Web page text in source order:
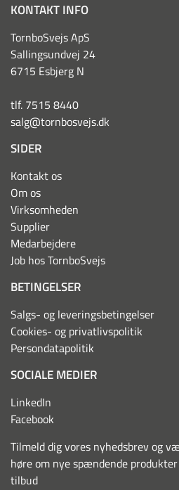
KONTAKT INFO
TornboSvejs ApS
Sallingsundvej 24
6715 Esbjerg N
tlf. 7515 8440
salg@tornbosvejs.dk
SIDER
Kontakt os
Om os
Virksomheden
Supplier
Medarbejdere
Job hos TornboSvejs
BETINGELSER
Salgs- og leveringsbetingelser
Cookies- og privatlivspolitik
Persondatapolitik
SOCIALE MEDIER
LinkedIn
Facebook
Tilmeld dig vores nyhedsbrev og
høre om nye spændende
tilbud